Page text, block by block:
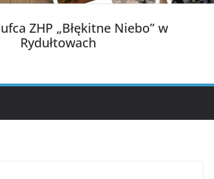
ZHP „Błękitne Niebo” w
Rydułtowach